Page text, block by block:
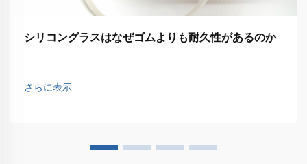
シリコングラスはなぜゴムよりも耐久性があるのか
さらに表示